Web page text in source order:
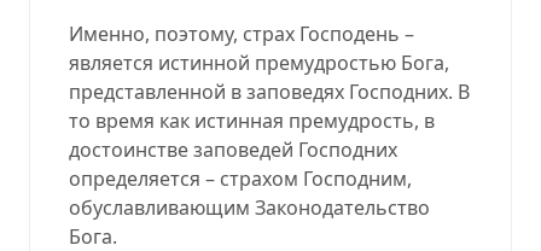
Именно, поэтому, страх Господень –
является истинной премудростью Бога,
представленной в заповедях Господних. В
то время как истинная премудрость, в
достоинстве заповедей Господних
определяется – страхом Господним,
обуславливающим Законодательство
Бога.